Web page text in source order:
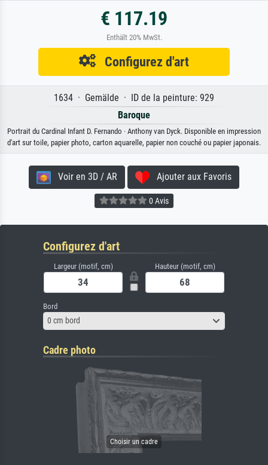
€ 117.19
Enthält 20% MwSt.
Configurez d'art
1634 · Gemälde · ID de la peinture: 929
Baroque
Portrait du Cardinal Infant D. Fernando · Anthony van Dyck. Disponible en impression
d'art sur toile, papier photo, carton aquarelle, papier non couché ou papier japonais.
Voir en 3D / AR Ajouter aux Favoris
0 Avis
Configurez d'art
Largeur (motif, cm) Hauteur (motif, cm)
Bord
0 cm bord
Cadre photo